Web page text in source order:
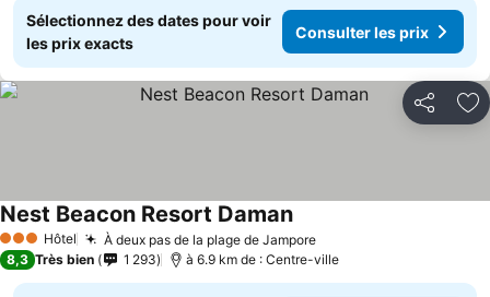
Sélectionnez des dates pour voir
les prix exacts
Consulter les prix
Partager
3 ÉtoilesHôtel À deux pas de la plage de Jampore
Nest Beacon Resort Daman
8,3 Très bien 1 293 à 6.9 km de : Centre-ville